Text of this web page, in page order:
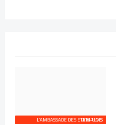
L’AMBASSADE DES ETATS-UNIS EMPLOIS